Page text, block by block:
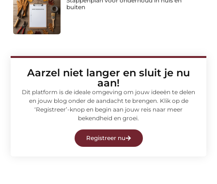
buiten
Aarzel niet langer en sluit je nu
aan!
Dit platform is de ideale omgeving om jouw ideeën te delen
en jouw blog onder de aandacht te brengen. Klik op de
‘Registreer’-knop en begin aan jouw reis naar meer
bekendheid en groei.
Registreer nu